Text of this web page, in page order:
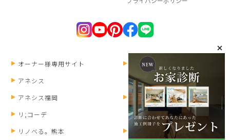
オーナー様専用サイト
ANESIS RECRUIT
アネシス
アネシス福岡
HOMEPARTY
リ;コーデ
リノベる。熊本
みずまわりん